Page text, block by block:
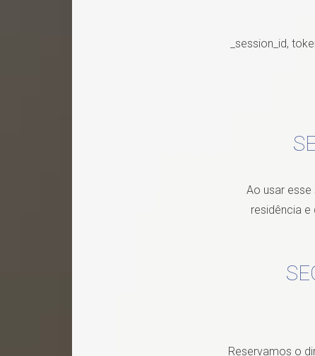
_session_id,
Ao usar
residência e
Reservamos o